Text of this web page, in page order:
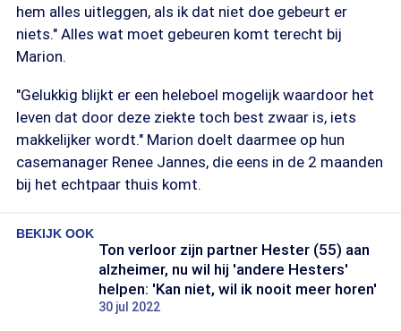
hem alles uitleggen, als ik dat niet doe gebeurt er
niets." Alles wat moet gebeuren komt terecht bij
Marion.
"Gelukkig blijkt er een heleboel mogelijk waardoor het
leven dat door deze ziekte toch best zwaar is, iets
makkelijker wordt." Marion doelt daarmee op hun
casemanager Renee Jannes, die eens in de 2 maanden
bij het echtpaar thuis komt.
BEKIJK OOK
Ton verloor zijn partner Hester (55) aan
alzheimer, nu wil hij 'andere Hesters'
helpen: 'Kan niet, wil ik nooit meer horen'
30 jul 2022